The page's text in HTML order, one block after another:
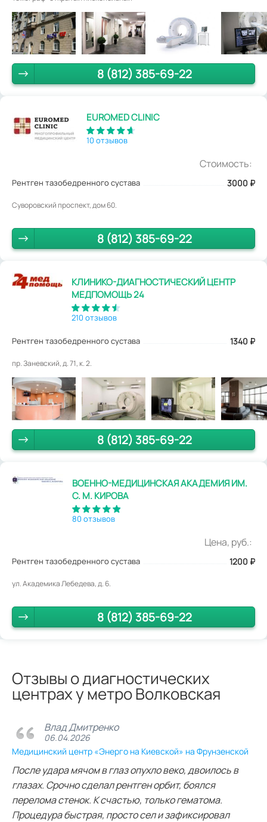
8 (812) 385-69-22
EUROMED CLINIC
10 отзывов
Стоимость:
Рентген тазобедренного сустава 3000 ₽
Суворовский проспект, дом 60.
8 (812) 385-69-22
КЛИНИКО-ДИАГНОСТИЧЕСКИЙ ЦЕНТР
МЕДПОМОЩЬ 24
210 отзывов
Рентген тазобедренного сустава 1340 ₽
пр. Заневский, д. 71, к. 2.
8 (812) 385-69-22
ВОЕННО-МЕДИЦИНСКАЯ АКАДЕМИЯ ИМ.
С. М. КИРОВА
80 отзывов
Цена, руб.:
Рентген тазобедренного сустава 1200 ₽
ул. Академика Лебедева, д. 6.
8 (812) 385-69-22
Отзывы о диагностических
центрах у метро Волковская
Влад Дмитренко
06.04.2026
Медицинский центр «Энерго на Киевской» на Фрунзенской
После удара мячом в глаз опухло веко, двоилось в
глазах. Срочно сделал рентген орбит, боялся
перелома стенок. К счастью, только гематома.
Процедура быстрая, просто сел и зафиксировал